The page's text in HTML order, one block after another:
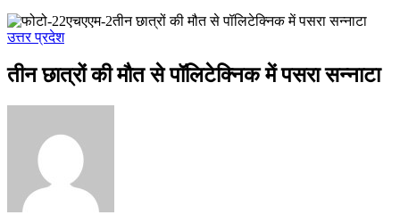
उत्तर प्रदेश
तीन छात्रों की मौत से पॉलिटेक्निक में पसरा सन्नाटा